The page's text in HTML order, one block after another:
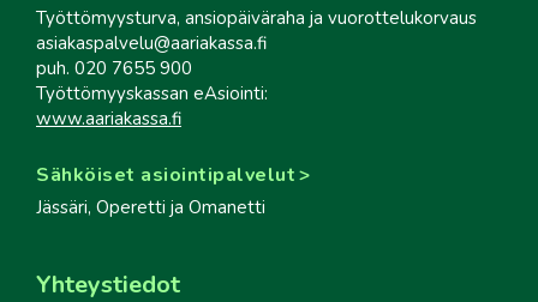
Työttömyysturva, ansiopäiväraha ja vuorottelukorvaus
asiakaspalvelu@aariakassa.fi
puh. 020 7655 900
Työttömyyskassan eAsiointi:
www.aariakassa.fi
Sähköiset asiointipalvelut
Jässäri, Operetti ja Omanetti
Yhteystiedot